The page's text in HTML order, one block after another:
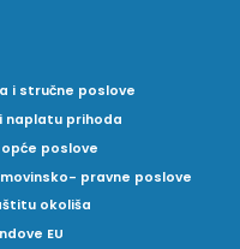
i stručne poslove
naplatu prihoda
poslove
pravne poslove
okoliša
EU